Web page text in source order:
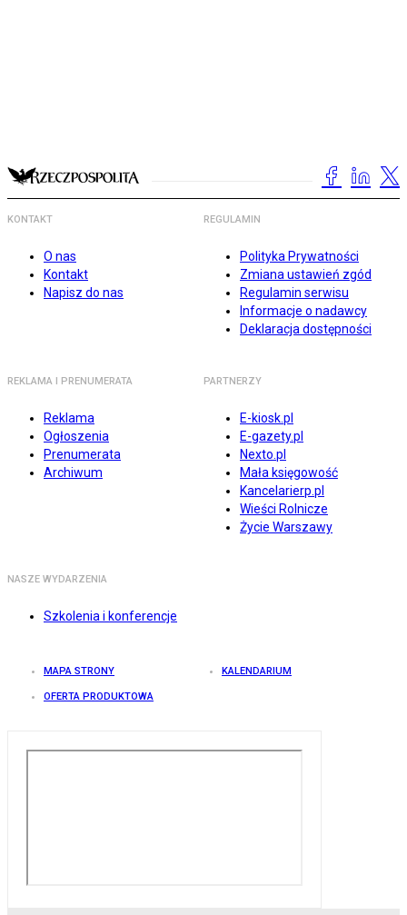
KONTAKT
O nas
Kontakt
Napisz do nas
REGULAMIN
Polityka Prywatności
Zmiana ustawień zgód
Regulamin serwisu
Informacje o nadawcy
Deklaracja dostępności
REKLAMA I PRENUMERATA
Reklama
Ogłoszenia
Prenumerata
Archiwum
PARTNERZY
E-kiosk.pl
E-gazety.pl
Nexto.pl
Mała księgowość
Kancelarierp.pl
Wieści Rolnicze
Życie Warszawy
NASZE WYDARZENIA
Szkolenia i konferencje
MAPA STRONY KALENDARIUM
OFERTA PRODUKTOWA